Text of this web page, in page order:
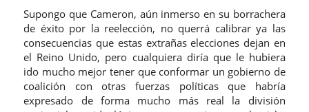
Supongo que Cameron, aún inmerso en su borrachera
de éxito por la reelección, no querrá calibrar ya las
consecuencias que estas extrañas elecciones dejan en
el Reino Unido, pero cualquiera diría que le hubiera
ido mucho mejor tener que conformar un gobierno de
coalición con otras fuerzas políticas que habría
expresado de forma mucho más real la división